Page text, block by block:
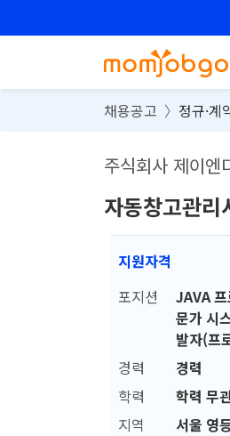
채용공고 정규·계
주식회사 제이엔
자동창고관
지원자격
포지션
JAVA
문가 시
발자(프
경력
경력
학력
학력 무
지역
서울 영